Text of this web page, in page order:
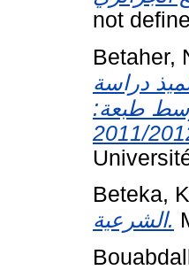
not
Betaher,
دراسة
طبعة:
Beteka,
الشرعية.